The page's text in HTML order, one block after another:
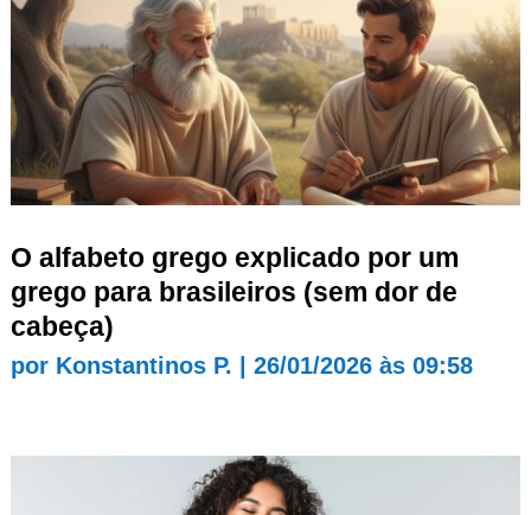
O alfabeto grego explicado por um
grego para brasileiros (sem dor de
cabeça)
por Konstantinos P. 26/01/2026 às 09:58